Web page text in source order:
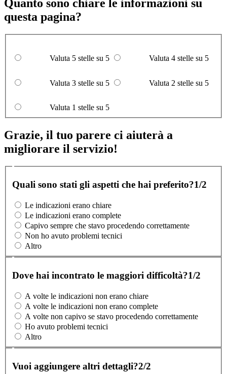
Quanto sono chiare le informazioni su
questa pagina?
Valuta 5 stelle su 5 Valuta 4 stelle su 5
Valuta 3 stelle su 5 Valuta 2 stelle su 5
Valuta 1 stelle su 5
Grazie, il tuo parere ci aiuterà a
migliorare il servizio!
Quali sono stati gli aspetti che hai preferito?1/2
Le indicazioni erano chiare
Le indicazioni erano complete
Capivo sempre che stavo procedendo correttamente
Non ho avuto problemi tecnici
Altro
Dove hai incontrato le maggiori difficoltà?1/2
A volte le indicazioni non erano chiare
A volte le indicazioni non erano complete
A volte non capivo se stavo procedendo correttamente
Ho avuto problemi tecnici
Altro
Vuoi aggiungere altri dettagli?2/2